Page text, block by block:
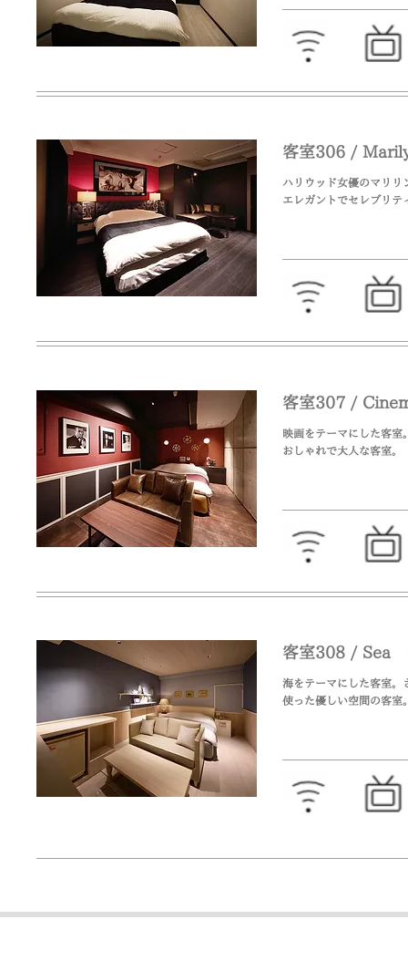
客室306 /
ハリウッド女優のマリリ
エレガントでセレブリテ
客室307 /
映画をテーマにした客室
おしゃれで大人な客室。
客室308 / Sea
海をテーマにした客室。
使った優しい空間の客室